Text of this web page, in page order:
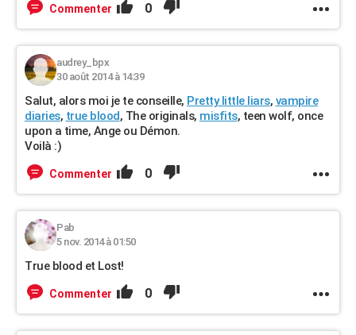
Commenter 0
audrey_bpx
30 août 2014 à 14:39
Salut, alors moi je te conseille, Pretty little liars, vampire
diaries, true blood, The originals, misfits, teen wolf, once
upon a time, Ange ou Démon.
Voilà :)
Commenter 0
Pab
5 nov. 2014 à 01:50
True blood et Lost!
Commenter 0